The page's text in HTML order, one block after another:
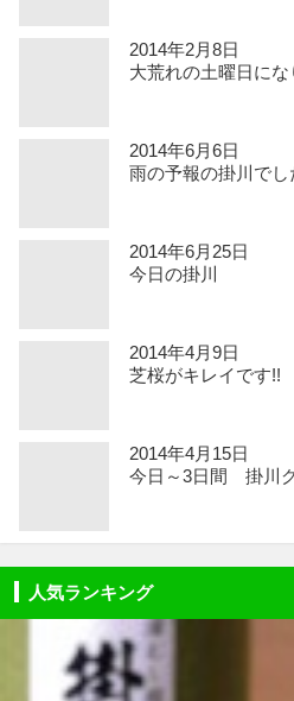
2014年2月8日
大荒れの土曜日に
2014年6月6日
雨の予報の掛川で
2014年6月25日
今日の掛川
2014年4月9日
芝桜がキレイです!!
2014年4月15日
今日～3日間 掛川
人気ランキング